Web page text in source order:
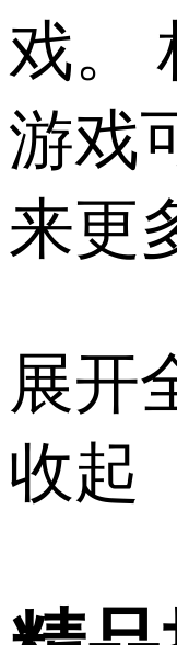
戏。
游戏
来更
展开
收起